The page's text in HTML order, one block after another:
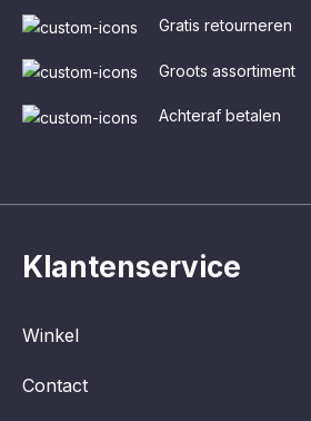
Klantenservice
Winkel
Contact
Gratis retourneren
Groots assortiment
Achteraf betalen